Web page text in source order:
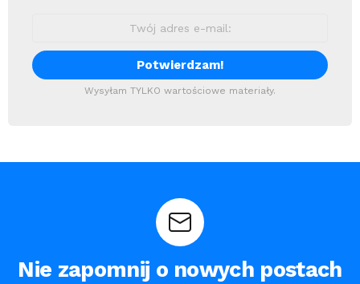
Wysyłam TYLKO wartościowe materiały.
Nie zapomnij o nowych postach